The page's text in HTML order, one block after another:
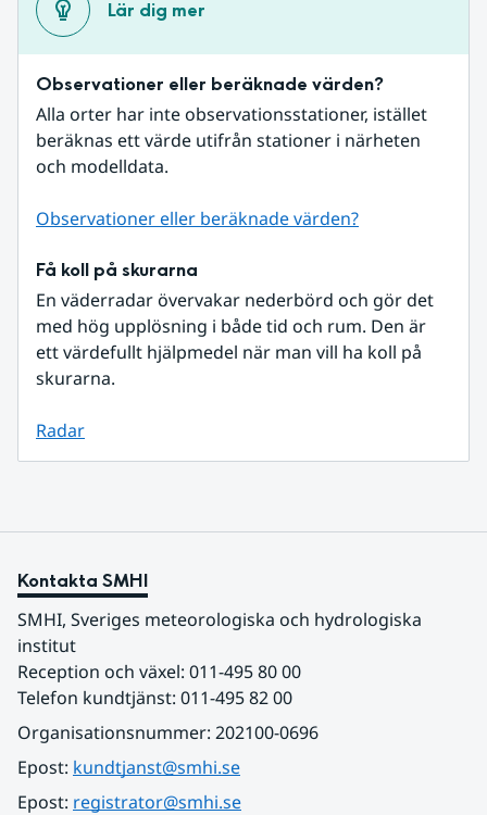
Lär dig mer
Observationer eller beräknade värden?
Alla orter har inte observationsstationer, istället
beräknas ett värde utifrån stationer i närheten
och modelldata.
Observationer eller beräknade värden?
Få koll på skurarna
En väderradar övervakar nederbörd och gör det
med hög upplösning i både tid och rum. Den är
ett värdefullt hjälpmedel när man vill ha koll på
skurarna.
Radar
Kontakta SMHI
SMHI, Sveriges meteorologiska och hydrologiska
institut
Reception och växel: 011-495 80 00
Telefon kundtjänst: 011-495 82 00
Organisationsnummer: 202100-0696
Epost: kundtjanst@smhi.se
Epost: registrator@smhi.se